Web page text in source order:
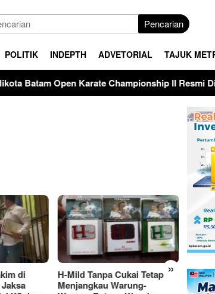
Pencarian
POLITIK INDEPTH ADVETORIAL TAJUK
II Resmi Dibuka, Amsakar Dorong
»
di
H-Mild Tanpa Cukai Tetap
Menjangkau Warung-